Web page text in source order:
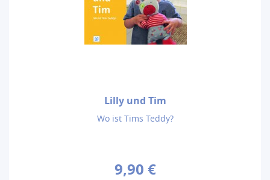
Lilly und Tim
Wo ist Tims Teddy?
9,90 €